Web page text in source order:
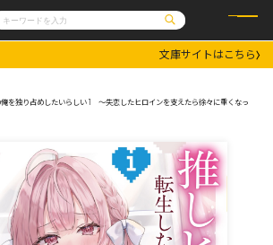
ノベルス
ノベルスf
ー
オーバーラップ広報室
ールディングス
お問い合わせはこちら
オーバーラップ文庫
文庫サイトはこちら
を独り占めしたいらしい 1 ～失恋したヒロインを支えたら徐々に重くなっ